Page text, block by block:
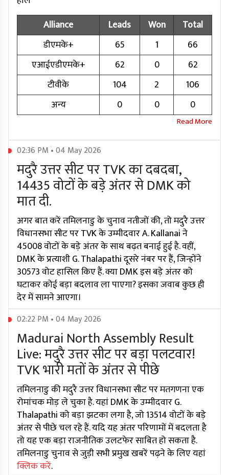
Alliance
Leads Won
Total
डीएमके+
65 1
66
एआईएडीएमके+
62 0
62
टीवीके
104 2
106
अन्य
0 0 0
02:36 PM • 04 May 2026
मदुरै उत्तर सीट पर TVK का दबदबा,
14435 वोटों के बड़े अंतर से DMK को
मात दी.
अगर बात करें तमिलनाडु के चुनाव नतीजों की, तो मदुरै उत्तर
विधानसभा सीट पर TVK के उम्मीदवार A. Kallanai ने
45008 वोटों के बड़े अंतर के साथ बढ़त बनाई हुई है. वहीं,
DMK के प्रत्याशी G. Thalapathi दूसरे नंबर पर हैं, जिन्होंने
30573 वोट हासिल किए हैं. क्या DMK इस बड़े अंतर को
घटाकर कोई बड़ा बदलाव ला पाएगा? इसका जवाब कुछ ही
देर में सामने आएगा।
02:22 PM • 04 May 2026
Madurai North Assembly Result
Live: मदुरै उत्तर सीट पर बड़ा पलटवार!
TVK भारी मतों के अंतर से पीछे
तमिलनाडु की मदुरै उत्तर विधानसभा सीट पर मतगणना एक
रोमांचक मोड़ ले चुका है. यहां DMK के उम्मीदवार G.
Thalapathi को बड़ा झटका लगा है, जो 13514 वोटों के बड़े
अंतर से पीछे चल रहे हैं. यदि यह अंतर परिणामों में बदलता है
तो यह एक बड़ा राजनीतिक उलटफेर साबित हो सकता है.
तमिलनाडु चुनाव से जुड़ी सभी प्रमुख खबरें पढ़ने के लिए यहां
क्लिक करें.